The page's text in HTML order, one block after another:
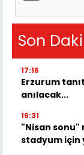
Son
17:16
Erzurum
anılacak...
16:31
"Nisan sonu"
stadyum için